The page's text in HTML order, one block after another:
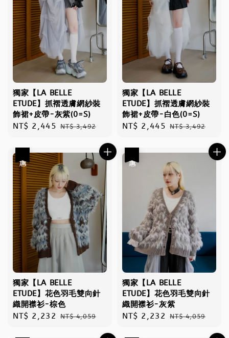
獨家【LA BELLE
ETUDE】抓褶透膚網紗裝
飾裙+皮帶-灰紫(0=S)
Sale
NT$ 2,445 Regular
NT$ 3,492
獨家【LA BELLE
ETUDE】抓褶透膚網紗裝
飾裙+皮帶-白色(0=S)
Sale
NT$ 2,445 Regular
NT$ 3,492
獨家【LA BELLE
ETUDE】花色羽毛雙向針
織開襟衫-棕色
Sale
NT$ 2,232 Regular
NT$ 4,059
獨家【LA BELLE
ETUDE】花色羽毛雙向針
織開襟衫-灰紫
Sale
NT$ 2,232 Regular
NT$ 4,059